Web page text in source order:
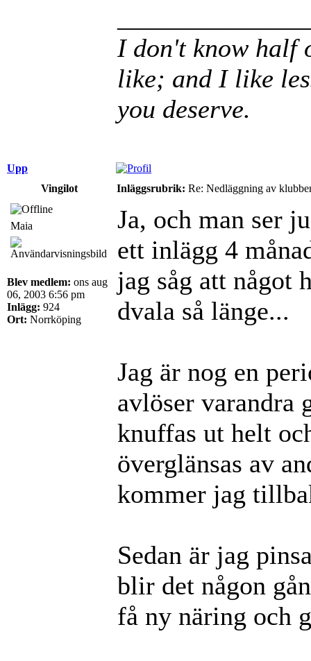
I don't know half
like; and I like
you deserve.
Upp
Vingilot
Inläggsrubrik: Re: Nedläggning av
Maia
Blev medlem: ons aug
06, 2003 6:56 pm
Inlägg: 924
Ort: Norrköping
Ja, och man ser
ett inlägg 4
jag såg att något
dvala så länge...
Jag är nog en
avlöser varandra
knuffas ut helt
överglänsas av
kommer jag
Sedan är jag
blir det någon
få ny näring och